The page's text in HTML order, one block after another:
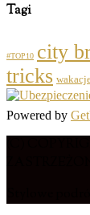
Tagi
#TOP10 city
tricks
Powered by